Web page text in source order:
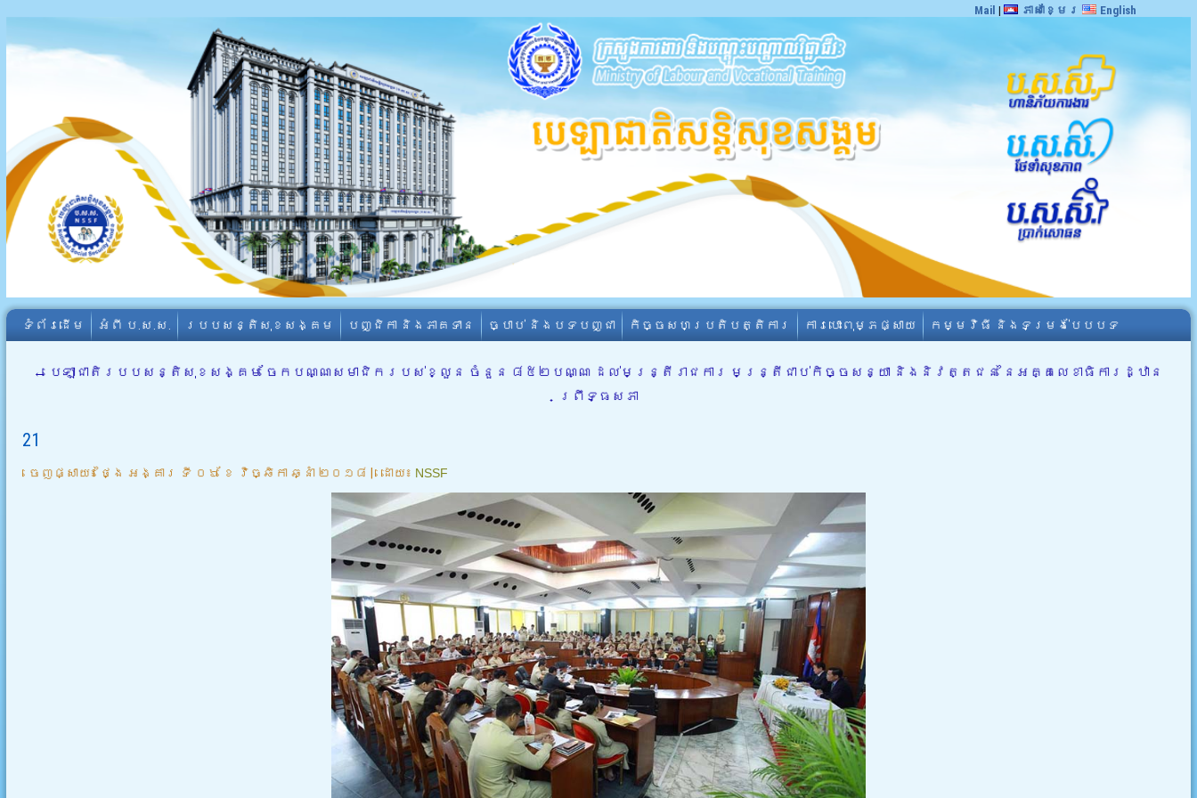
Mail | ភាសាខ្មែរ English
ទំព័រដើម អំពី​ ប.ស.ស. របបសន្តិសុខសង្គម បញ្ជិកា និងភាគទាន ច្បាប់ និងបទបញ្ជា កិច្ចសហប្រតិបត្តិការ ការបោះពុម្ភផ្សាយ កម្មវិធី និងទម្រង់បែបបទ
← បេឡាជាតិរបបសន្តិសុខសង្គម ចែកបណ្ណសមាជិករបស់ខ្លួន ចំនួន ៨៥២បណ្ណ ដល់មន្ត្រីរាជការ មន្ត្រីជាប់កិច្ចសន្យា និងនិវត្តជន នៃអគ្គលេខាធិការដ្ឋាន
ព្រឹទ្ធសភា
21
ចេញផ្សាយ៖ ថ្ងៃ អង្គារ ទី ០៦ ខែ វិច្ឆិកា ឆ្នាំ ២០១៨ | ដោយ៖ NSSF